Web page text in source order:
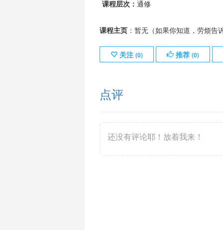
课程层次： 通修
课程主页：暂无（如果你知道，劳烦告
关注 (0) 推荐 (0)
点评
还没有评论耶！放着我来！